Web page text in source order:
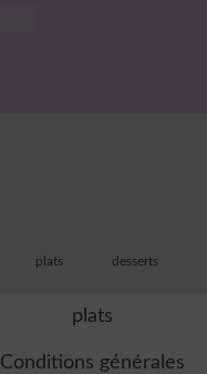
plats desserts
plats
Conditions générales